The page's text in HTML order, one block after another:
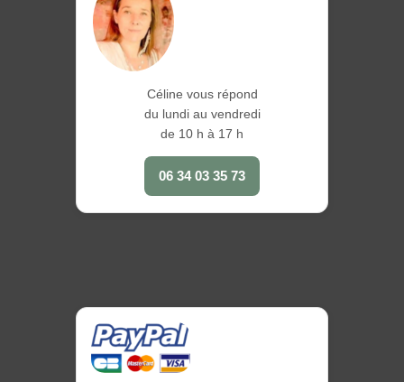
Céline vous répond
du lundi au vendredi
de 10 h à 17 h
06 34 03 35 73